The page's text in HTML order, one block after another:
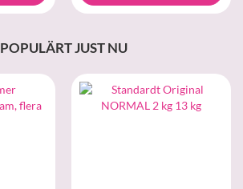
POPULÄRT JUST NU